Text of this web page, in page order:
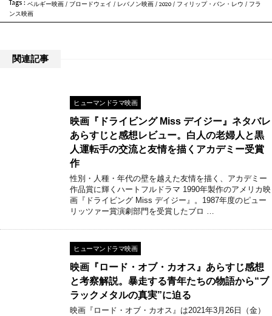
Tags : ベルギー映画 / ブロードウェイ / レバノン映画 / 2020 / フィリップ・バン・レウ / フラ
ンス映画
関連記事
ヒューマンドラマ映画
映画『ドライビング Miss デイジー』ネタバレ
あらすじと感想レビュー。白人の老婦人と黒
人運転手の交流と友情を描くアカデミー受賞
作
性別・人種・年代の壁を越えた友情を描く、アカデミー
作品賞に輝くハートフルドラマ 1990年製作のアメリカ映
画『ドライビング Miss デイジー』。1987年度のピュー
リッツァー賞演劇部門を受賞したブロ …
ヒューマンドラマ映画
映画『ロード・オブ・カオス』あらすじ感想
と考察解説。暴走する青年たちの物語から“ブ
ラックメタルの真実”に迫る
映画『ロード・オブ・カオス』は2021年3月26日（金）